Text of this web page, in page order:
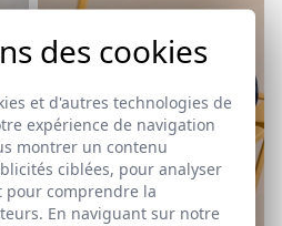
des cookies
et d'autres technologies de
expérience de navigation
montrer un contenu
ciblées, pour analyser
pour comprendre la
En naviguant sur notre